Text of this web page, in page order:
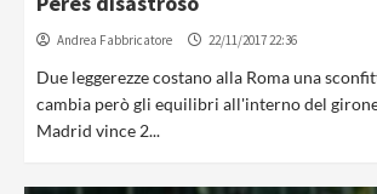
Andrea Fabbricatore 22/11/2017 22:36
Due leggerezze costano alla Roma una
cambia però gli equilibri all'interno del
Madrid vince 2...